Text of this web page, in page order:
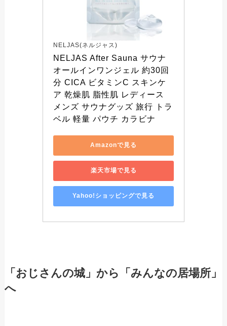
NELJAS(ネルジャス)
NELJAS After Sauna サウナ
オールインワンジェル 約30回
分 CICA ビタミンC スキンケ
ア 乾燥肌 脂性肌 レディース
メンズ サウナグッズ 旅行 トラ
ベル 軽量 パウチ カラビナ
Amazonで見る
楽天市場で見る
Yahoo!ショッピングで見る
「おじさんの城」から「みんなの居場所」
へ